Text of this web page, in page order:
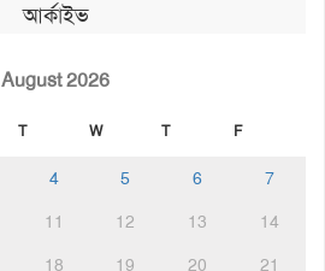
আর্কাইভ
August 2026
T W T F
4 5 6
7
11 12 13
14
18 19 20
21